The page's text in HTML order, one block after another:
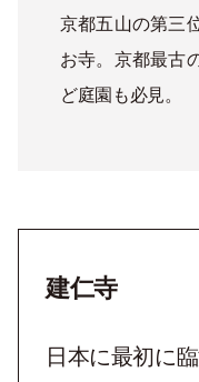
京都五山の第三
お寺。京都最古
ど庭園も必見。
建仁寺
日本に最初に